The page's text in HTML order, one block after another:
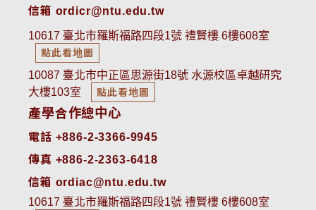
信箱 ordicr@ntu.edu.tw
10617 臺北市羅斯福路四段1號 禮賢樓 6樓608室
點此看地圖
10087 臺北市中正區思源街18號 水源校區卓越研究
大樓103室
點此看地圖
產學合作總中心
電話 +886-2-3366-9945
傳真 +886-2-2363-6418
信箱 ordiac@ntu.edu.tw
10617 臺北市羅斯福路四段1號 禮賢樓 6樓608室